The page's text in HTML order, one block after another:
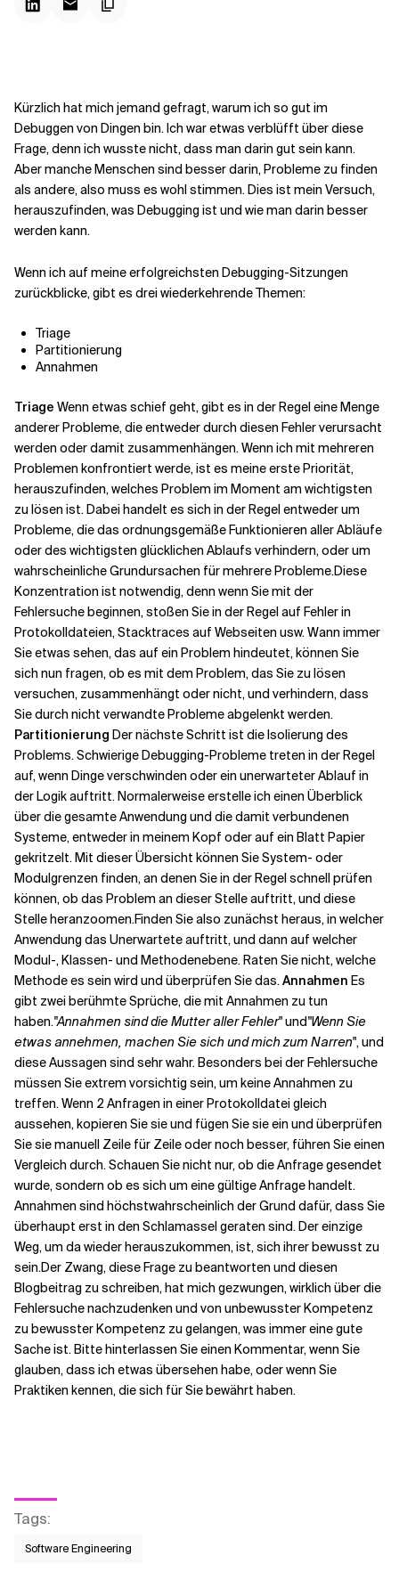
Verwandte Themen
Kürzlich hat mich jemand gefragt, warum ich so gut im
Debuggen von Dingen bin. Ich war etwas verblüfft über diese
Frage, denn ich wusste nicht, dass man darin gut sein kann.
Aber manche Menschen sind besser darin, Probleme zu finden
als andere, also muss es wohl stimmen. Dies ist mein Versuch,
herauszufinden, was Debugging ist und wie man darin besser
werden kann.
Wenn ich auf meine erfolgreichsten Debugging-Sitzungen
zurückblicke, gibt es drei wiederkehrende Themen:
Triage
Partitionierung
Annahmen
Triage Wenn etwas schief geht, gibt es in der Regel eine Menge
anderer Probleme, die entweder durch diesen Fehler verursacht
werden oder damit zusammenhängen. Wenn ich mit mehreren
Problemen konfrontiert werde, ist es meine erste Priorität,
herauszufinden, welches Problem im Moment am wichtigsten
zu lösen ist. Dabei handelt es sich in der Regel entweder um
Probleme, die das ordnungsgemäße Funktionieren aller Abläufe
oder des wichtigsten glücklichen Ablaufs verhindern, oder um
wahrscheinliche Grundursachen für mehrere Probleme.Diese
Konzentration ist notwendig, denn wenn Sie mit der
Fehlersuche beginnen, stoßen Sie in der Regel auf Fehler in
Protokolldateien, Stacktraces auf Webseiten usw. Wann immer
Sie etwas sehen, das auf ein Problem hindeutet, können Sie
sich nun fragen, ob es mit dem Problem, das Sie zu lösen
versuchen, zusammenhängt oder nicht, und verhindern, dass
Sie durch nicht verwandte Probleme abgelenkt werden.
Partitionierung Der nächste Schritt ist die Isolierung des
Problems. Schwierige Debugging-Probleme treten in der Regel
auf, wenn Dinge verschwinden oder ein unerwarteter Ablauf in
der Logik auftritt. Normalerweise erstelle ich einen Überblick
über die gesamte Anwendung und die damit verbundenen
Systeme, entweder in meinem Kopf oder auf ein Blatt Papier
gekritzelt. Mit dieser Übersicht können Sie System- oder
Modulgrenzen finden, an denen Sie in der Regel schnell prüfen
können, ob das Problem an dieser Stelle auftritt, und diese
Stelle heranzoomen.Finden Sie also zunächst heraus, in welcher
Anwendung das Unerwartete auftritt, und dann auf welcher
Modul-, Klassen- und Methodenebene. Raten Sie nicht, welche
Methode es sein wird und überprüfen Sie das.Annahmen Es
gibt zwei berühmte Sprüche, die mit Annahmen zu tun
haben."Annahmen sind die Mutter aller Fehler" und"Wenn Sie
etwas annehmen, machen Sie sich und mich zum Narren", und
diese Aussagen sind sehr wahr. Besonders bei der Fehlersuche
müssen Sie extrem vorsichtig sein, um keine Annahmen zu
treffen. Wenn 2 Anfragen in einer Protokolldatei gleich
aussehen, kopieren Sie sie und fügen Sie sie ein und überprüfen
Sie sie manuell Zeile für Zeile oder noch besser, führen Sie einen
Vergleich durch. Schauen Sie nicht nur, ob die Anfrage gesendet
wurde, sondern ob es sich um eine gültige Anfrage handelt.
Annahmen sind höchstwahrscheinlich der Grund dafür, dass Sie
überhaupt erst in den Schlamassel geraten sind. Der einzige
Weg, um da wieder herauszukommen, ist, sich ihrer bewusst zu
sein.Der Zwang, diese Frage zu beantworten und diesen
Blogbeitrag zu schreiben, hat mich gezwungen, wirklich über die
Fehlersuche nachzudenken und von unbewusster Kompetenz
zu bewusster Kompetenz zu gelangen, was immer eine gute
Sache ist. Bitte hinterlassen Sie einen Kommentar, wenn Sie
glauben, dass ich etwas übersehen habe, oder wenn Sie
Praktiken kennen, die sich für Sie bewährt haben.
Tags:
Software Engineering